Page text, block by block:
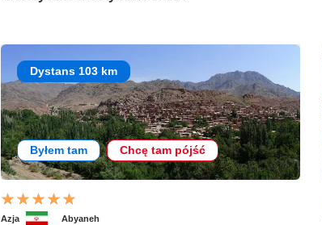
Dystans 103 km
Byłem tam Chcę tam pójść
Azja Abyaneh